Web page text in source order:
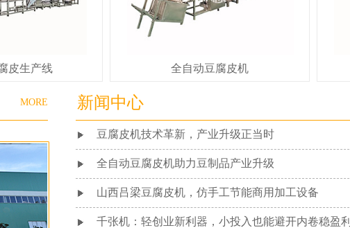
全自动豆腐皮机 做豆腐皮的机器多少钱
新闻中心
豆腐皮机技术革新，产业升级正当时
全自动豆腐皮机助力豆制品产业升级
山西吕梁豆腐皮机，仿手工节能商用加工设备
千张机：轻创业新利器，小投入也能避开内卷稳盈利
MORE